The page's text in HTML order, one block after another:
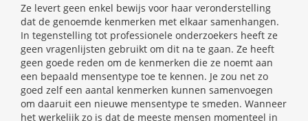
Ze levert geen enkel bewijs voor haar veronderstelling
dat de genoemde kenmerken met elkaar samenhangen.
In tegenstelling tot professionele onderzoekers heeft ze
geen vragenlijsten gebruikt om dit na te gaan. Ze heeft
geen goede reden om de kenmerken die ze noemt aan
een bepaald mensentype toe te kennen. Je zou net zo
goed zelf een aantal kenmerken kunnen samenvoegen
om daaruit een nieuwe mensentype te smeden. Wanneer
het werkelijk zo is dat de meeste mensen momenteel in